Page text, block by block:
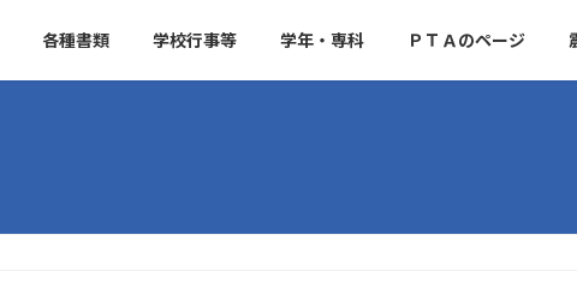
各種書類 学校行事等 学年・専科 ＰＴＡのページ